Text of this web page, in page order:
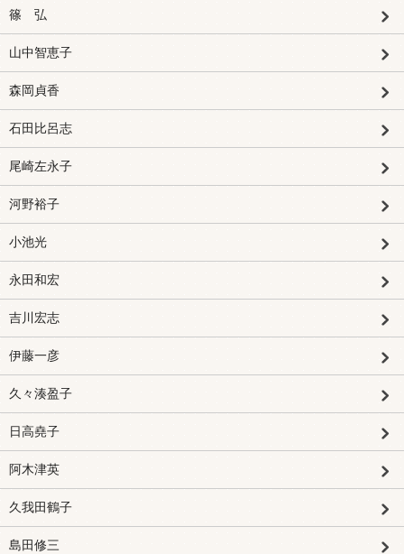
篠 弘
山中智恵子
森岡貞香
石田比呂志
尾崎左永子
河野裕子
小池光
永田和宏
吉川宏志
伊藤一彦
久々湊盈子
日高堯子
阿木津英
久我田鶴子
島田修三